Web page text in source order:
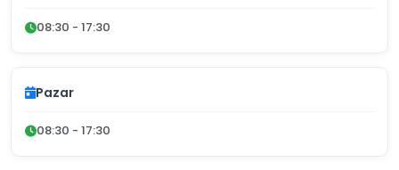
08:30 - 17:30
Pazar
08:30 - 17:30